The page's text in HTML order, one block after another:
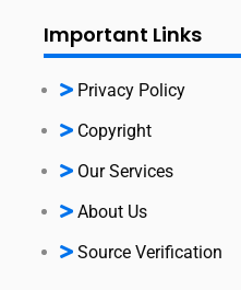
Important Links
Privacy Policy
Copyright
Our Services
About Us
Source Verification